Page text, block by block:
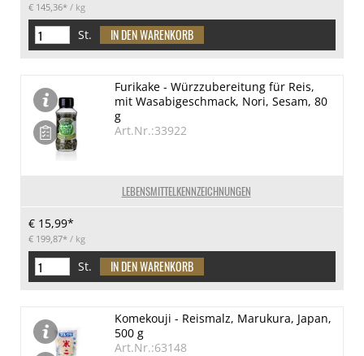
€ 145,36* / kg
St.
LEBENSMITTELKENNZEICHNUNGEN
Furikake - Würzzubereitung für Reis,
mit Wasabigeschmack, Nori, Sesam, 80
g
Art.Nr.:33922
€ 15,99*
€ 199,87* / kg
St.
Komekouji - Reismalz, Marukura, Japan,
500 g
Art.Nr.:63148